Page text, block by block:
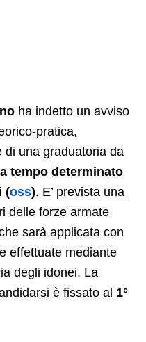
ha indetto un avviso
pratica,
di una graduatoria da
tempo determinato
(oss). E’ prevista una
delle forze armate
sarà applicata con
effettuate mediante
degli idonei. La
è fissato al 1°